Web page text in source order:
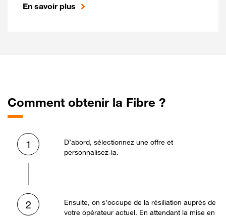
En savoir plus
Comment obtenir la Fibre ?
1
D’abord, sélectionnez une offre et
personnalisez-la.
2
Ensuite, on s’occupe de la résiliation auprès de
votre opérateur actuel. En attendant la mise en